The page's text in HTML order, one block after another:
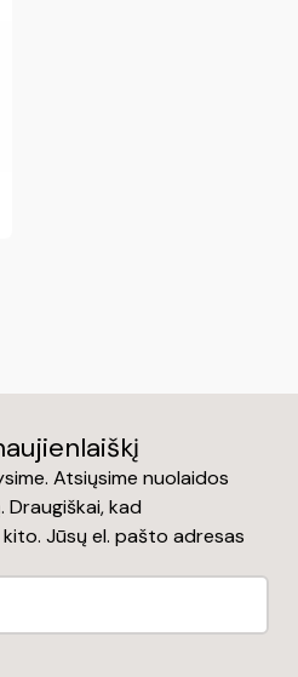
Atsiųsime nuolaidos
Draugiškai, kad
Jūsų el. pašto adresas